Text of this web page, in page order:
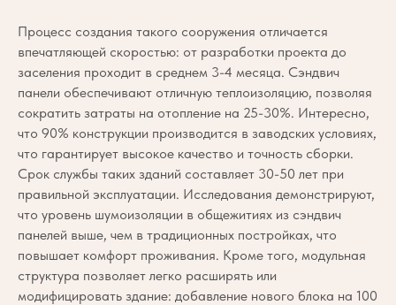
Процесс создания такого сооружения отличается
впечатляющей скоростью: от разработки проекта до
заселения проходит в среднем 3-4 месяца. Сэндвич
панели обеспечивают отличную теплоизоляцию, позволяя
сократить затраты на отопление на 25-30%. Интересно,
что 90% конструкции производится в заводских условиях,
что гарантирует высокое качество и точность сборки.
Срок службы таких зданий составляет 30-50 лет при
правильной эксплуатации. Исследования демонстрируют,
что уровень шумоизоляции в общежитиях из сэндвич
панелей выше, чем в традиционных постройках, что
повышает комфорт проживания. Кроме того, модульная
структура позволяет легко расширять или
модифицировать здание: добавление нового блока на 100